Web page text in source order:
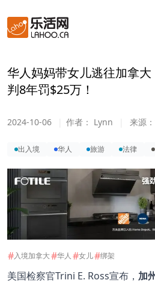
华人妈妈带女儿逃往加拿
判8年罚$25万！
2024-10-06 作者： Lynn 来源：
出入境 华人 旅游 法律
#入境加拿大#华人 #女儿#绑架
美国检察官Trini E. Ross宣布， 加